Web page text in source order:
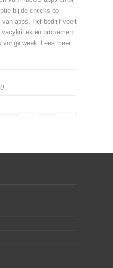
bij de checks op
van apps. Het bedrijf voert
en problemen
vorige week. Lees meer